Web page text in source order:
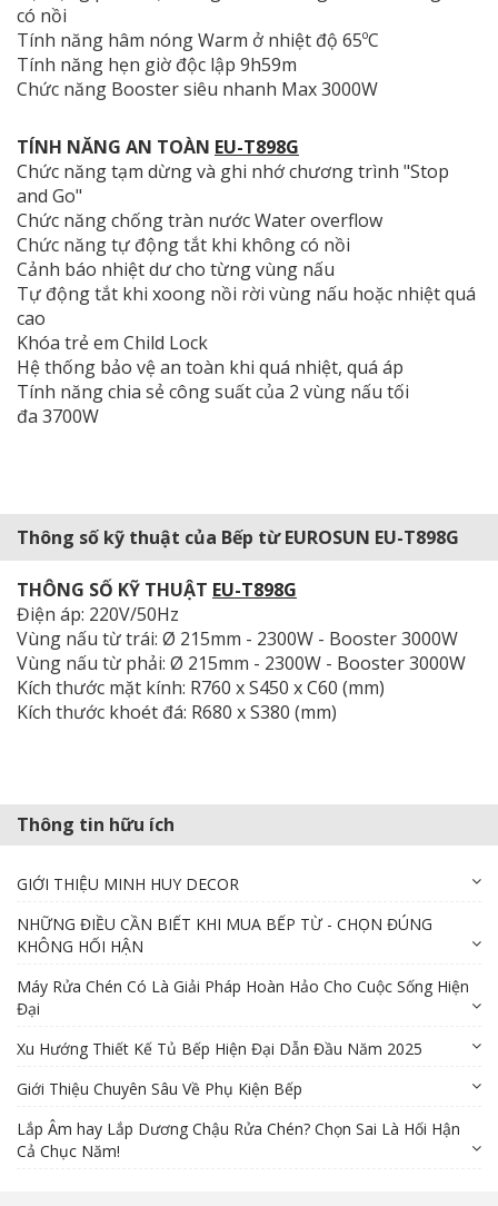
có nồi
Tính năng hâm nóng Warm ở nhiệt độ 65ºC
Tính năng hẹn giờ độc lập 9h59m
Chức năng Booster siêu nhanh Max 3000W
TÍNH NĂNG AN TOÀN EU-T898G
Chức năng tạm dừng và ghi nhớ chương trình "Stop
and Go"
Chức năng chống tràn nước Water overflow
Chức năng tự động tắt khi không có nồi
Cảnh báo nhiệt dư cho từng vùng nấu
Tự động tắt khi xoong nồi rời vùng nấu hoặc nhiệt quá
cao
Khóa trẻ em Child Lock
Hệ thống bảo vệ an toàn khi quá nhiệt, quá áp
Tính năng chia sẻ công suất của 2 vùng nấu tối
đa 3700W
Thông số kỹ thuật của Bếp từ EUROSUN EU-T898G
THÔNG SỐ KỸ THUẬT EU-T898G
Điện áp: 220V/50Hz
Vùng nấu từ trái: Ø 215mm - 2300W - Booster 3000W
Vùng nấu từ phải: Ø 215mm - 2300W - Booster 3000W
Kích thước mặt kính: R760 x S450 x C60 (mm)
Kích thước khoét đá: R680 x S380 (mm)
Thông tin hữu ích
GIỚI THIỆU MINH HUY DECOR
NHỮNG ĐIỀU CẦN BIẾT KHI MUA BẾP TỪ - CHỌN ĐÚNG
KHÔNG HỐI HẬN
Máy Rửa Chén Có Là Giải Pháp Hoàn Hảo Cho Cuộc Sống Hiện
Đại
Xu Hướng Thiết Kế Tủ Bếp Hiện Đại Dẫn Đầu Năm 2025
Giới Thiệu Chuyên Sâu Về Phụ Kiện Bếp
Lắp Âm hay Lắp Dương Chậu Rửa Chén? Chọn Sai Là Hối Hận
Cả Chục Năm!